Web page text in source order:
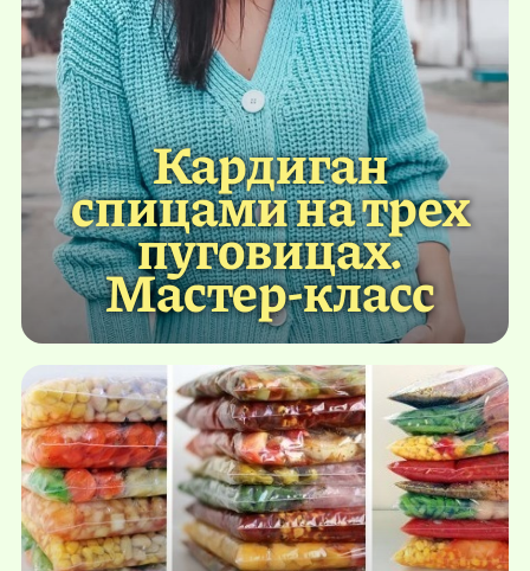
Кардиган
спицами на трех
пуговицах.
Мастер-класс